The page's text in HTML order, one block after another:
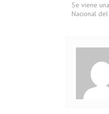
Se viene
Nacional